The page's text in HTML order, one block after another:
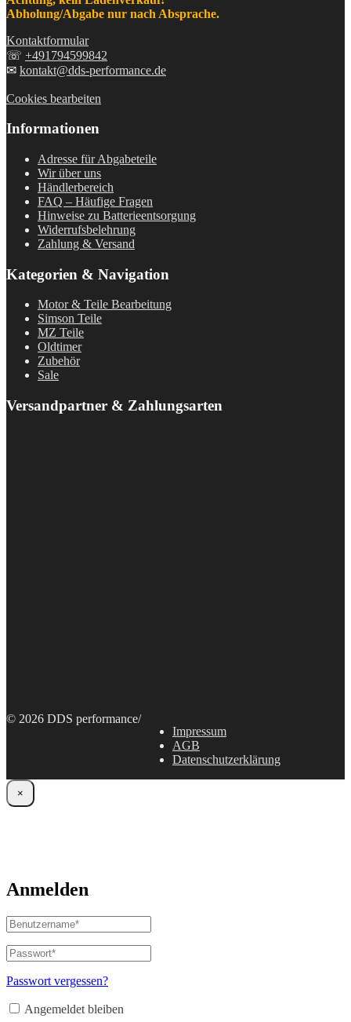
Abholung/Abgabe nur nach Absprache.
Kontaktformular
☏ +491794599842
✉ kontakt@dds-performance.de
Cookies bearbeiten
Informationen
Adresse für Abgabeteile
Wir über uns
Händlerbereich
FAQ – Häufige Fragen
Hinweise zu Batterieentsorgung
Widerrufsbelehrung
Zahlung & Versand
Kategorien & Navigation
Motor & Teile Bearbeitung
Simson Teile
MZ Teile
Oldtimer
Zubehör
Sale
Versandpartner & Zahlungsarten
© 2026 DDS performance/
Impressum
AGB
Datenschutzerklärung
×
Anmelden
Benutzername
oder
E-
Mail-
Adresse*
Passwort*
Erforderlich
Passwort vergessen?
Angemeldet bleiben